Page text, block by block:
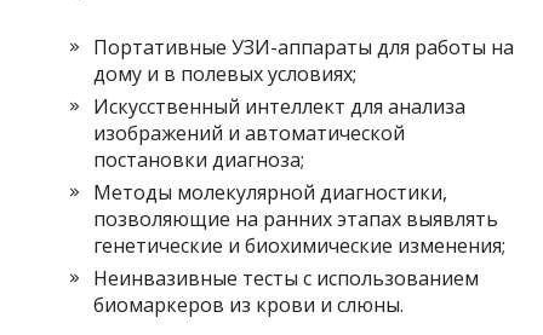
Портативные УЗИ-аппараты для работы на
дому и в полевых условиях;
Искусственный интеллект для анализа
изображений и автоматической
постановки диагноза;
Методы молекулярной диагностики,
позволяющие на ранних этапах выявлять
генетические и биохимические изменения;
Неинвазивные тесты с использованием
биомаркеров из крови и слюны.